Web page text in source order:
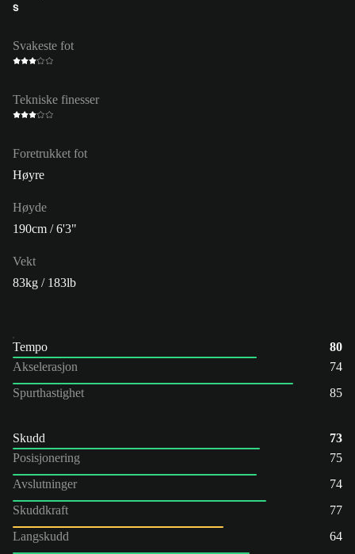
S
Svakeste fot
Tekniske finesser
Foretrukket fot
Høyre
Høyde
190cm / 6'3"
Vekt
83kg / 183lb
Tempo
80
Akselerasjon
74
Spurthastighet
85
Skudd
73
Posisjonering
75
Avslutninger
74
Skuddkraft
77
Langskudd
64